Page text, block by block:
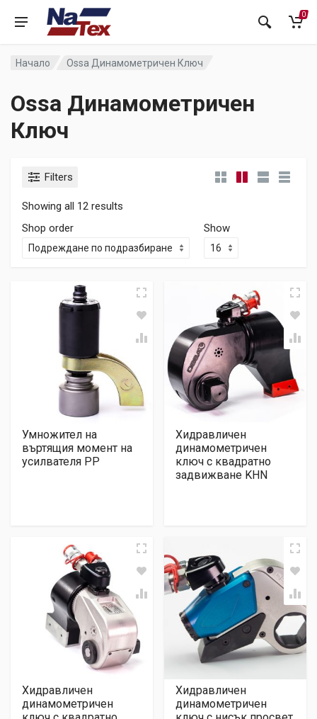
0
Начало Ossa Динамометричен Ключ
Ossa Динамометричен
Ключ
Filters
Showing all 12 results
Shop order
Show
Умножител на
въртящия момент на
усилвателя PP
Хидравличен
динамометричен
ключ с квадратно
задвижване KHN
Хидравличен
динамометричен
Хидравличен
динамометричен